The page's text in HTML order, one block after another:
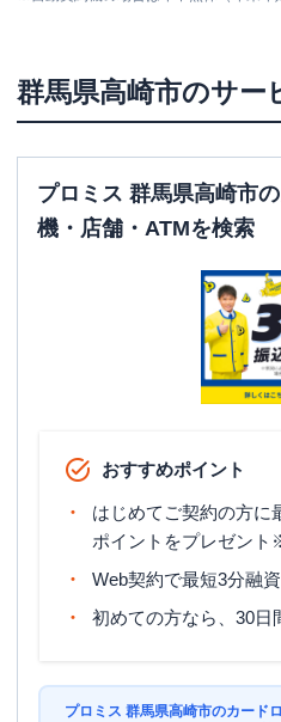
平日：
ATM営業時間
平日：24時
土曜： 24時
日祝：24時
〇
〇
群馬県高
平日：
日祝：
ATM営業時間
土曜：24時
日祝
：24時
駐車場 〇
群馬県高崎市のサー
プロミス 群馬県高崎市
機・店舗・ATMを検索
おすすめポイント
はじめてご契約の方に
ポイントをプレゼント
Web契約で最短3分融
初めての方なら、30
プロミス 群馬県高崎市のカード